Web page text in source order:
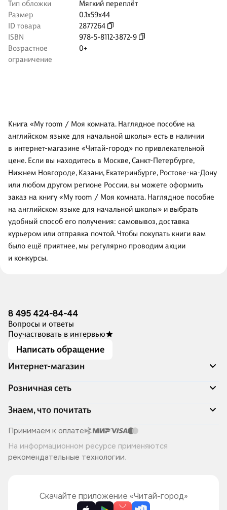
Тип обложки
Мягкий переплёт
Размер
0.1x59x44
ID товара
2877264
ISBN
978-5-8112-3872-9
Возрастное
ограничение
0+
Книга «My room / Моя комната. Наглядное пособие на
английском языке для начальной школы» есть в наличии
в интернет-магазине «Читай-город» по привлекательной
цене. Если вы находитесь в Москве, Санкт-Петербурге,
Нижнем Новгороде, Казани, Екатеринбурге, Ростове-на-Дону
или любом другом регионе России, вы можете оформить
заказ на книгу «My room / Моя комната. Наглядное пособие
на английском языке для начальной школы» и выбрать
удобный способ его получения: самовывоз, доставка
курьером или отправка почтой. Чтобы покупать книги вам
было ещё приятнее, мы регулярно проводим акции
и конкурсы.
8 495 424-84-44
Вопросы и ответы
Поучаствовать в интервью
Написать обращение
Интернет-магазин
Акции
Доставка и оплата
Программа лояльности
Подарочные сертификаты
Правила продажи
Политика конфиденциальности
Розничная сеть
Адреса магазинов
Книжный Дозор
О компании
Читай-город для бизнеса
Хотите у нас работать?
Знаем, что почитать
Скоро в продаже
Лучшие из лучших
Читай-журнал
Принимаем к оплате
На информационном ресурсе применяются
рекомендательные технологии.
Скачайте приложение «Читай-город»